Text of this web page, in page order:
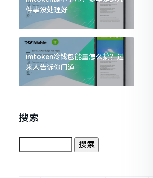
件事没处理好
imtoken冷钱包能量怎么搞？过
来人告诉你门道
搜索